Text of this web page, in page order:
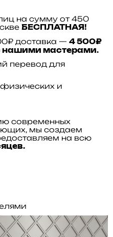
на сумму от 450
БЕСПЛАТНАЯ!
доставка — 4 500₽
нашими мастерами.
перевод для
и
современных
мы создаем
на всю